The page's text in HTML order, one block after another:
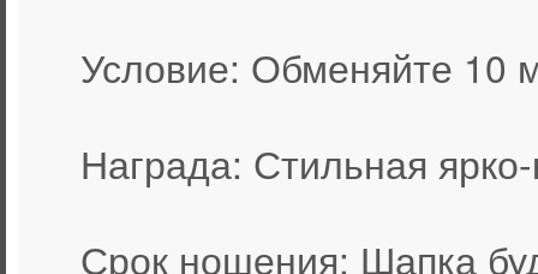
Условие: Обменяйте 10
Награда: Стильная
Срок ношения: Шапка